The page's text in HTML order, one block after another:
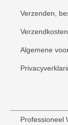
Verzenden,
Verzendkosten
Algemene
Professioneel